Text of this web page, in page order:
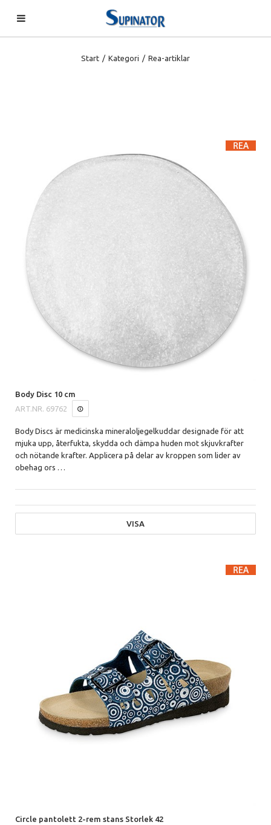
Start / Kategori / Rea-artiklar
Body Disc 10 cm
ART.NR. 69762
Body Discs är medicinska mineraloljegelkuddar designade för att
mjuka upp, återfukta, skydda och dämpa huden mot skjuvkrafter
och nötande krafter. Applicera på delar av kroppen som lider av
obehag ors …
VISA
Circle pantolett 2-rem stans Storlek 42